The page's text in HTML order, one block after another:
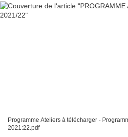
Programme Ateliers à télécharger -
2021:22.pdf